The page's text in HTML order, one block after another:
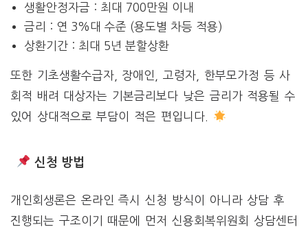
생활안정자금 : 최대 700만원 이내
금리 : 연 3%대 수준 (용도별 차등 적용)
상환기간 : 최대 5년 분할상환
또한 기초생활수급자, 장애인, 고령자, 한부모가정 등 사
회적 배려 대상자는 기본금리보다 낮은 금리가 적용될 수
있어 상대적으로 부담이 적은 편입니다.
신청 방법
개인회생론은 온라인 즉시 신청 방식이 아니라 상담 후
진행되는 구조이기 때문에 먼저 신용회복위원회 상담센터